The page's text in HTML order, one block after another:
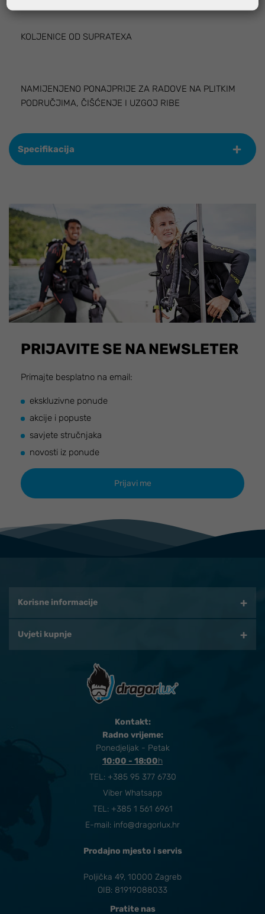
KOLJENICE OD SUPRATEXA
NAMIJENJENO PONAJPRIJE ZA RADOVE NA PLITKIM
PODRUČJIMA, ČIŠĆENJE I UZGOJ RIBE
Specifikacija
PRIJAVITE SE NA NEWSLETER
Primajte besplatno na email:
ekskluzivne ponude
akcije i popuste
savjete stručnjaka
novosti iz ponude
Korisne informacije
Uvjeti kupnje
Kontakt:
Radno vrijeme:
Ponedjeljak - Petak
10:00 - 18:00​h
TEL: +385 95 377 6730
Viber Whatsapp
TEL: +385 1 561 6961
E-mail: info@dragorlux.hr
Prodajno mjesto i servis
Poljička 49, 10000 Zagreb
OIB: 81919088033
Pratite nas